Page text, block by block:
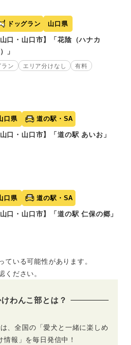
ドッグラン 山口県
山口・山口市】「花陰（ハナカ
」
ン エリア分けなし
有料
口県 道の駅・SA
山口・山口市】「道の駅 あいお」
口県 道の駅・SA
山口・山口市】「道の駅 仁保の郷」
いる可能性があります。
ださい。
わんこ部とは？
、全国の「愛犬と一緒に楽しめ
情報」を毎日発信中！